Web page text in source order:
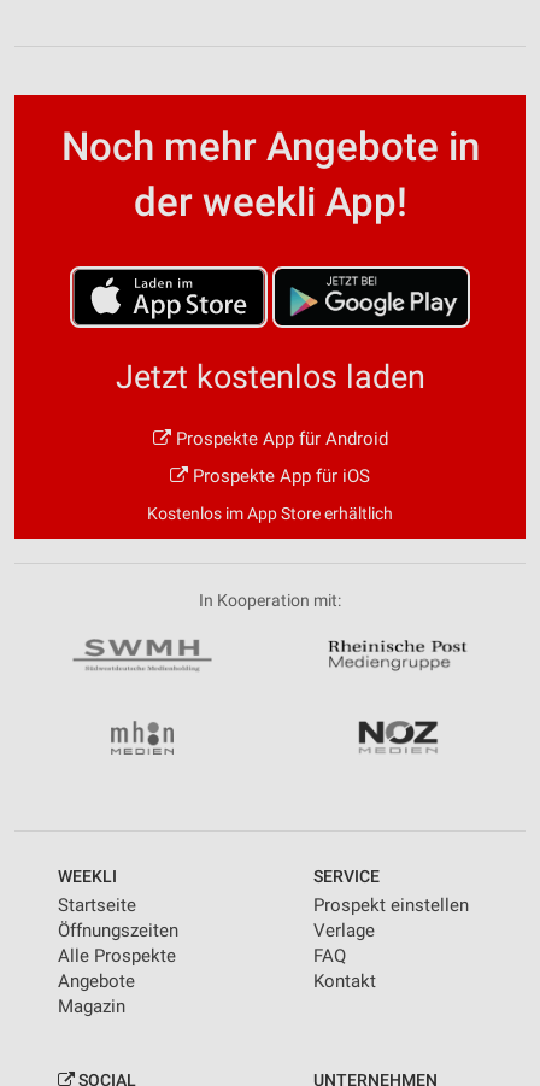
Noch mehr Angebote in
der weekli App!
Jetzt kostenlos laden
Prospekte App für Android
Prospekte App für iOS
Kostenlos im App Store erhältlich
In Kooperation mit:
WEEKLI
Startseite
Öffnungszeiten
Alle Prospekte
Angebote
Magazin
SERVICE
Prospekt einstellen
Verlage
FAQ
Kontakt
SOCIAL UNTERNEHMEN